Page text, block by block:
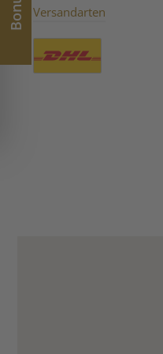
Versandarten